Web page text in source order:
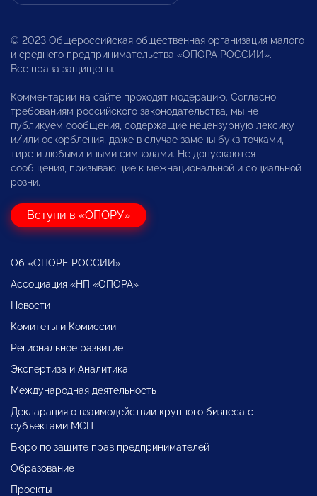
© 2023 Общероссийская общественная организация малого
и среднего предпринимательства «ОПОРА РОССИИ».
Все права защищены.
Комментарии на сайте проходят модерацию. Согласно
требованиям российского законодательства, мы не
публикуем сообщения, содержащие нецензурную лексику
и/или оскорбления, даже в случае замены букв точками,
тире и любыми иными символами. Не допускаются
сообщения, призывающие к межнациональной и социальной
розни.
Вступи в «ОПОРУ»
Об «ОПОРЕ РОССИИ»
Ассоциация «НП «ОПОРА»
Новости
Комитеты и Комиссии
Региональное развитие
Экспертиза и Аналитика
Международная деятельность
Декларация о взаимодействии крупного бизнеса с
субъектами МСП
Бюро по защите прав предпринимателей
Образование
Проекты